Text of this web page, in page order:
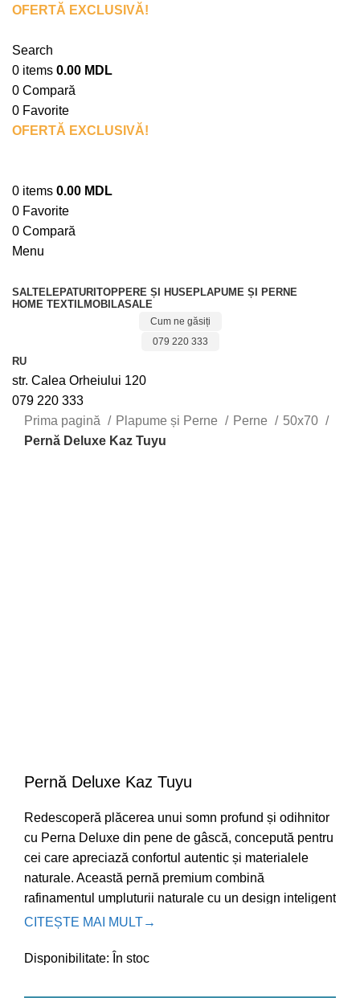
OFERTĂ EXCLUSIVĂ!
Search
0 items 0.00 MDL
0 Compară
0 Favorite
OFERTĂ EXCLUSIVĂ!
0 items 0.00 MDL
0 Favorite
0 Compară
Menu
SALTELEPATURI TOPPERE ȘI HUSEPLAPUME ȘI PERNE
HOME TEXTILMOBILASALE
Cum ne găsiți
079 220 333
RU
str. Calea Orheiului 120
079 220 333
Prima pagină
Plapume și Perne Perne
50x70
Pernă Deluxe Kaz Tuyu
Pernă Deluxe Kaz Tuyu
Redescoperă plăcerea unui somn profund și odihnitor
cu Perna Deluxe din pene de gâscă, concepută pentru
cei care apreciază confortul autentic și materialele
naturale. Această pernă premium combină
rafinamentul umpluturii naturale cu un design inteligent
în două straturi, pentru echilibrul perfect între susținere
CITEȘTE MAI MULT→
Disponibilitate: În stoc